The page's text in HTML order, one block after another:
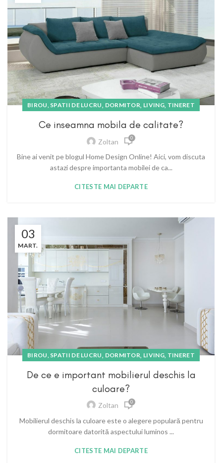
BIROU, SPATII DE LUCRU, DORMITOR, LIVING, TINERET
Ce inseamna mobila de calitate?
Zoltan 0
Bine ai venit pe blogul Home Design Online! Aici, vom discuta
astazi despre importanta mobilei de ca...
CITESTE MAI DEPARTE
03
MART.
BIROU, SPATII DE LUCRU, DORMITOR, LIVING, TINERET
De ce e important mobilierul deschis la
culoare?
Zoltan 0
Mobilierul deschis la culoare este o alegere populară pentru
dormitoare datorită aspectului luminos ...
CITESTE MAI DEPARTE